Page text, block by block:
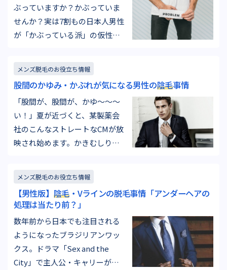
ぶっていますか？かぶっていま
せんか？実は7割もの日本人男性
が「かぶっている派」の仮性包
付いている国では、宗教上の理
由から、赤ちゃんの頃に包皮を
切り取る「割礼」という儀式が
あります。現在もアメリカでは
約6割の男性が受けているといわ
れますが…
メンズ脱毛のお役立ち情報
股間のかゆみ・かぶれが気になる男性の陰毛事情
「股間が、股間が、かゆ～～～
い！」夏が近づくと、某製薬会
社のこんなストレートなCMが放
映され始めます。かきむしりた
ヒリするかぶれに悩まされたり
したこと、ありませんか？ ど
うして股間がそんな困った状況
になってしまうのか、原因や解
決方法をご説明します。 股間・
デ…
メンズ脱毛のお役立ち情報
【男性版】 陰毛・Vラインの脱毛事情「アンダーヘアの
処理は当たり前？」
数年前から日本でも注目される
ようになったブラジリアンワッ
クス。ドラマ「Sex and the
City」で主人公・キャリーが施